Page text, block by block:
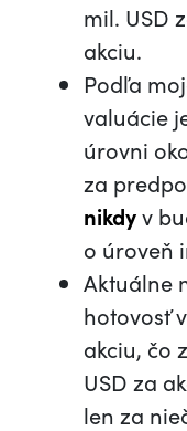
mil. USD
akciu.
Podľa
valuácie
úrovni
za
nikdyv
o úroveň
Aktuálne
hotovosť
akciu, čo
USD za
len za